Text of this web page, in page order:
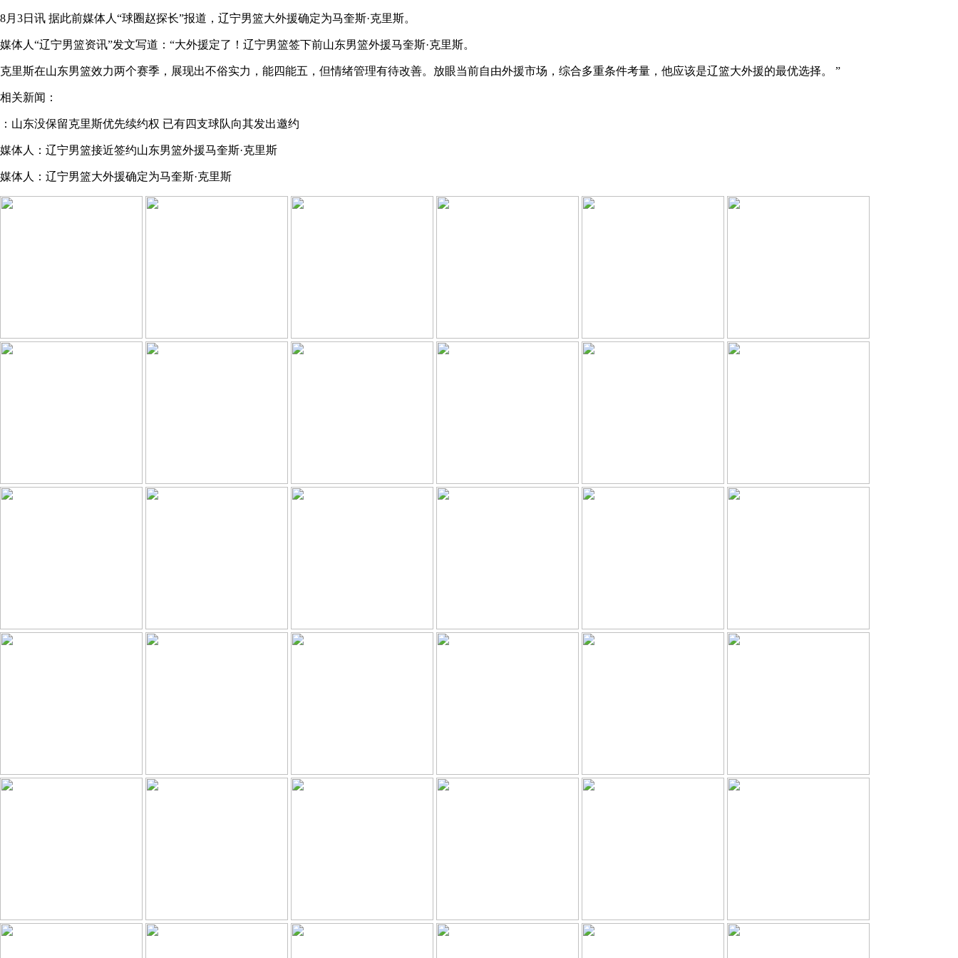
8月3日讯 据此前媒体人“球圈赵探长”报道，辽宁男篮大外援确定为马奎斯·克里斯。
媒体人“辽宁男篮资讯”发文写道：“大外援定了！辽宁男篮签下前山东男篮外援马奎斯·克里斯。
克里斯在山东男篮效力两个赛季，展现出不俗实力，能四能五，但情绪管理有待改善。放眼当前自由外援市场，综合多重条件考量，他应该是辽篮大外援的最优选择。 ​​​ ”
相关新闻：
：山东没保留克里斯优先续约权 已有四支球队向其发出邀约
媒体人：辽宁男篮接近签约山东男篮外援马奎斯·克里斯
媒体人：辽宁男篮大外援确定为马奎斯·克里斯